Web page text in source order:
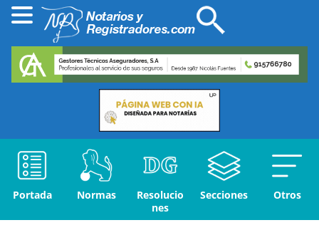
Portada Normas
Resolucio
nes
Secciones Otros